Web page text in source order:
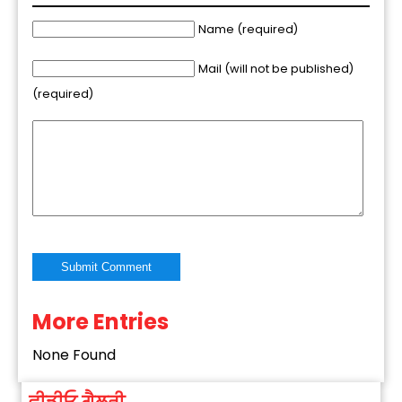
Name (required)
Mail (will not be published)
(required)
Alternative:
More Entries
None Found